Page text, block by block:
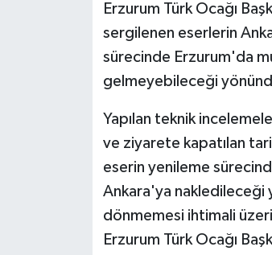
Erzurum Türk Ocağı
sergilenen eserlerin
sürecinde Erzurum'da
gelmeyebileceği
Yapılan teknik
ve ziyarete kapatılan
eserin yenileme
Ankara'ya nakledileceği
dönmemesi ihtimali
Erzurum Türk Ocağı
İş Dünyası
KÜLTÜR SANAT